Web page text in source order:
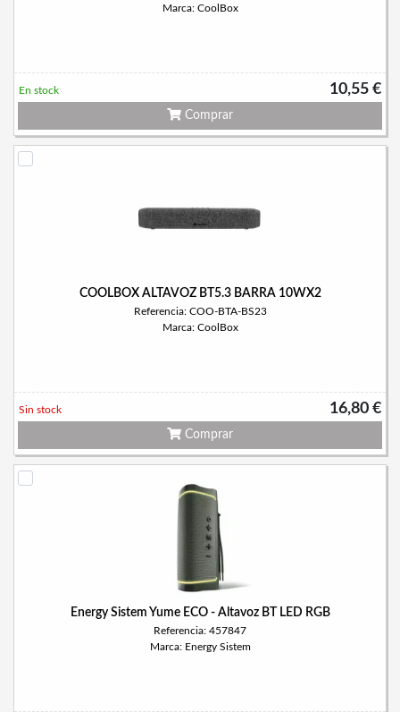
Marca: CoolBox
10,55 €
En stock
Comprar
COOLBOX ALTAVOZ BT5.3 BARRA 10WX2
Referencia: COO-BTA-BS23
Marca: CoolBox
16,80 €
Sin stock
Comprar
Energy Sistem Yume ECO - Altavoz BT LED RGB
Referencia: 457847
Marca: Energy Sistem